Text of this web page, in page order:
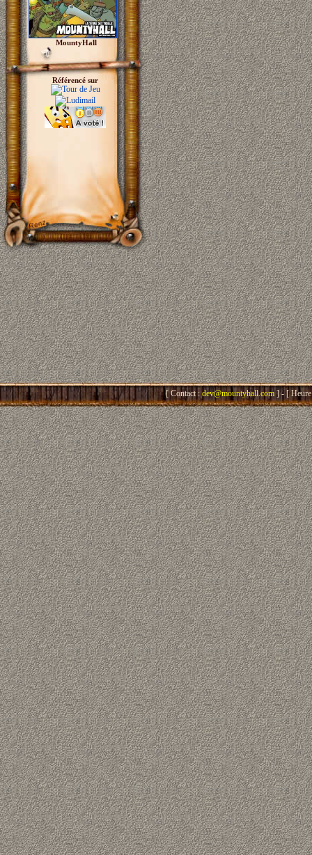
MountyHall
Référencé sur
[ Contact : dev@mountyhall.com] - [ Heure